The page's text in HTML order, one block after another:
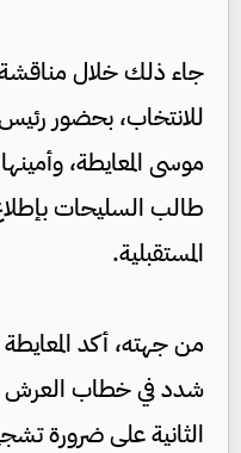
جاء ذلك خلال مناقشة
للانتخاب، بحضور
موسى المعايطة،
طالب السليحات
المستقبلية.
من جهته، أكد المعايطة
شدد في خطاب العرش
الثانية على ضرورة